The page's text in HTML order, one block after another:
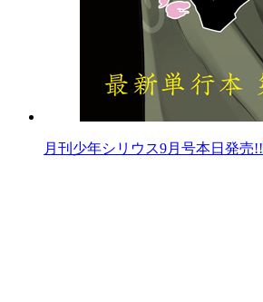
月刊少年シリウス9月号本日発売!!